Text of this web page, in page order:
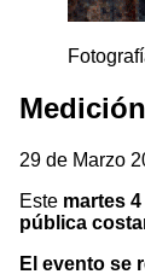
29 de Marzo
Este martes
pública
El evento se